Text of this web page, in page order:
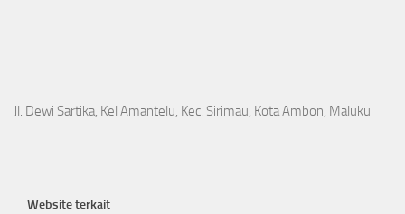
Jl. Dewi Sartika, Kel Amantelu, Kec. Sirimau, Kota Ambon, Maluku
Website terkait